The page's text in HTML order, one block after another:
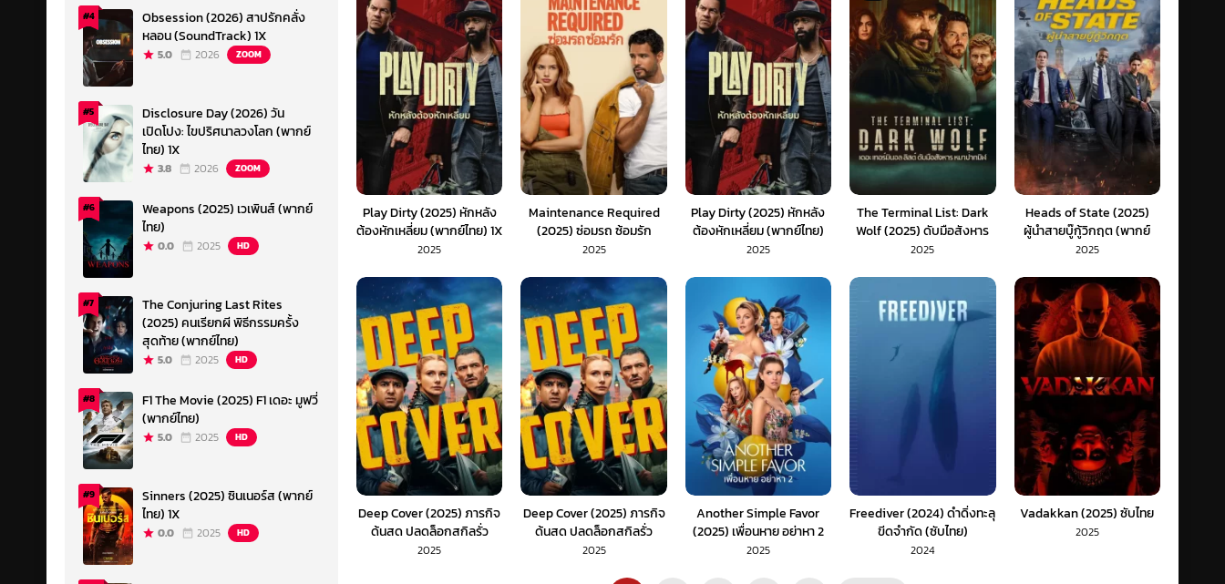
Play Dirty (2025) หักหลัง
ต้องหักเหลี่ยม (พากย์ไทย) 1X
2025
Maintenance Required
(2025) ซ่อมรถ ซ้อมรัก
(พากย์ไทย)
2025
Play Dirty (2025) หักหลัง
ต้องหักเหลี่ยม (พากย์ไทย)
2025
The Terminal List: Dark
Wolf (2025) ดับมือสังหาร
หมาป่าทมิฬ
2025
Heads of State (2025)
ผู้นำสายบู๊กู้วิกฤต (พากย์
ไทย)
2025
Deep Cover (2025) ภารกิจ
ด้นสด ปลดล็อกสกิลรั่ว
(พากย์ไทย) 1X
2025
Deep Cover (2025) ภารกิจ
ด้นสด ปลดล็อกสกิลรั่ว
(พากย์ไทย)
2025
Another Simple Favor
(2025) เพื่อนหาย อย่าหา 2
(พากย์ไทย) 1X
2025
Freediver (2024) ดำดิ่งทะลุ
ขีดจำกัด (ซับไทย)
2024
Vadakkan (2025) ซับไทย
2025
#4
Obsession (2026) สาปรักคลั่ง
หลอน (SoundTrack) 1X
5.0 2026 ZOOM
#5
Disclosure Day (2026) วัน
เปิดโปง: ไขปริศนาลวงโลก (พากย์
ไทย) 1X
3.8 2026 ZOOM
#6
Weapons (2025) เวเพินส์ (พากย์
ไทย)
0.0 2025 HD
#7
The Conjuring Last Rites
(2025) คนเรียกผี พิธีกรรมครั้ง
สุดท้าย (พากย์ไทย)
5.0 2025 HD
#8
F1 The Movie (2025) F1 เดอะ มูฟวี่
(พากย์ไทย)
5.0 2025 HD
#9
Sinners (2025) ซินเนอร์ส (พากย์
ไทย) 1X
0.0 2025 HD